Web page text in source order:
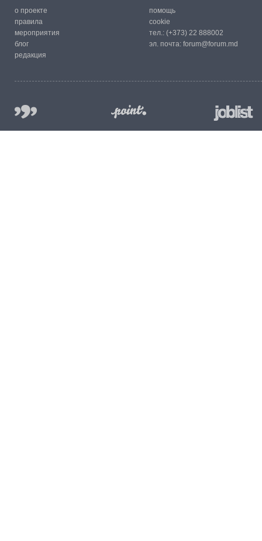
о проекте
правила
мероприятия
блог
редакция
помощь
cookie
тел.: (+373) 22 888002
эл. почта: forum@forum.md